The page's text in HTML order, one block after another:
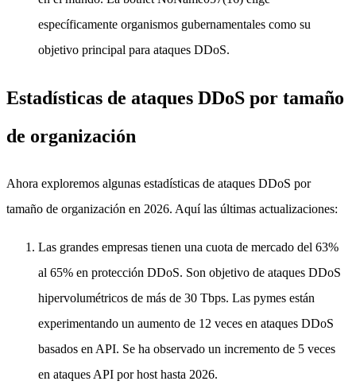
específicamente organismos gubernamentales como su
objetivo principal para ataques DDoS.
Estadísticas de ataques DDoS por tamaño
de organización
Ahora exploremos algunas estadísticas de ataques DDoS por
tamaño de organización en 2026. Aquí las últimas actualizaciones:
Las grandes empresas tienen una cuota de mercado del 63%
al 65% en protección DDoS. Son objetivo de ataques DDoS
hipervolumétricos de más de 30 Tbps. Las pymes están
experimentando un aumento de 12 veces en ataques DDoS
basados en API. Se ha observado un incremento de 5 veces
en ataques API por host hasta 2026.